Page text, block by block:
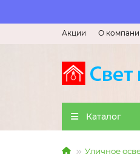
Акции О
Каталог
Уличное